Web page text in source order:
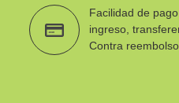
Facilidad de pago
ingreso,
Contra